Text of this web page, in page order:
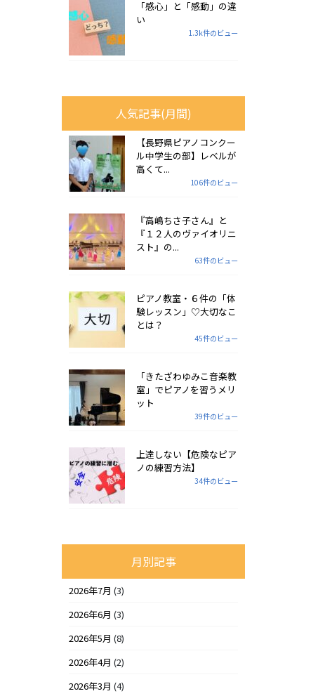
「感心」と「感動」の違
い
1.3k件のビュー
人気記事(月間)
【長野県ピアノコンクー
ル中学生の部】レベルが
高くて...
106件のビュー
『高嶋ちさ子さん』と
『１２人のヴァイオリニ
スト』の...
63件のビュー
ピアノ教室・６件の「体
験レッスン」♡大切なこ
とは？
45件のビュー
「きたざわゆみこ音楽教
室」でピアノを習うメリ
ット
39件のビュー
上達しない【危険なピア
ノの練習方法】
34件のビュー
月別記事
2026年7月 (3)
2026年6月 (3)
2026年5月 (8)
2026年4月 (2)
2026年3月 (4)